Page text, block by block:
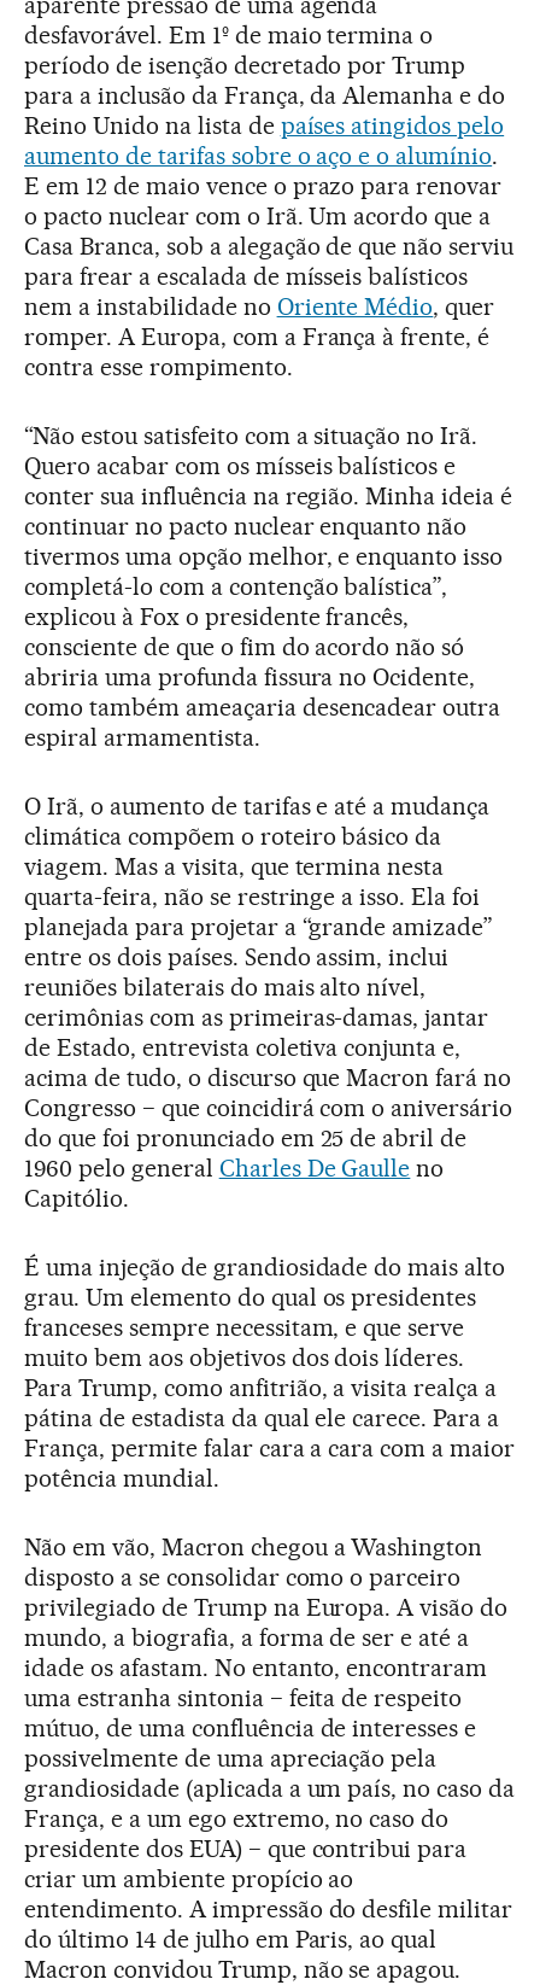
desfavorável. Em 1º de maio termina o
período de isenção decretado por Trump
para a inclusão da França, da Alemanha e do
Reino Unido na lista de países atingidos pelo
aumento de tarifas sobre o aço e o alumínio.
E em 12 de maio vence o prazo para renovar
o pacto nuclear com o Irã. Um acordo que a
Casa Branca, sob a alegação de que não serviu
para frear a escalada de mísseis balísticos
nem a instabilidade no Oriente Médio, quer
romper. A Europa, com a França à frente, é
contra esse rompimento.
“Não estou satisfeito com a situação no Irã.
Quero acabar com os mísseis balísticos e
conter sua influência na região. Minha ideia é
continuar no pacto nuclear enquanto não
tivermos uma opção melhor, e enquanto isso
completá-lo com a contenção balística”,
explicou à Fox o presidente francês,
consciente de que o fim do acordo não só
abriria uma profunda fissura no Ocidente,
como também ameaçaria desencadear outra
espiral armamentista.
O Irã, o aumento de tarifas e até a mudança
climática compõem o roteiro básico da
viagem. Mas a visita, que termina nesta
quarta-feira, não se restringe a isso. Ela foi
planejada para projetar a “grande amizade”
entre os dois países. Sendo assim, inclui
reuniões bilaterais do mais alto nível,
cerimônias com as primeiras-damas, jantar
de Estado, entrevista coletiva conjunta e,
acima de tudo, o discurso que Macron fará no
Congresso − que coincidirá com o aniversário
do que foi pronunciado em 25 de abril de
1960 pelo general Charles De Gaulle no
Capitólio.
É uma injeção de grandiosidade do mais alto
grau. Um elemento do qual os presidentes
franceses sempre necessitam, e que serve
muito bem aos objetivos dos dois líderes.
Para Trump, como anfitrião, a visita realça a
pátina de estadista da qual ele carece. Para a
França, permite falar cara a cara com a maior
potência mundial.
Não em vão, Macron chegou a Washington
disposto a se consolidar como o parceiro
privilegiado de Trump na Europa. A visão do
mundo, a biografia, a forma de ser e até a
idade os afastam. No entanto, encontraram
uma estranha sintonia − feita de respeito
mútuo, de uma confluência de interesses e
possivelmente de uma apreciação pela
grandiosidade (aplicada a um país, no caso da
França, e a um ego extremo, no caso do
presidente dos EUA) − que contribui para
criar um ambiente propício ao
entendimento. A impressão do desfile militar
do último 14 de julho em Paris, ao qual
Macron convidou Trump, não se apagou.